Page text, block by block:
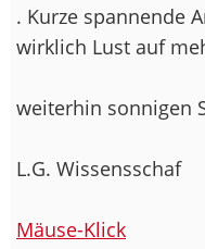
. Kurze spannende
wirklich Lust auf
weiterhin sonnigen
L.G. Wissensschaf
Mäuse-Klick